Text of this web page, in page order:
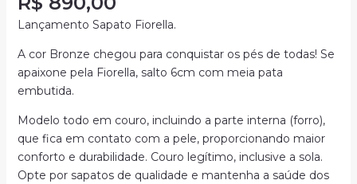
Lançamento Sapato Fiorella.
A cor Bronze chegou para conquistar os pés de todas! Se
apaixone pela Fiorella, salto 6cm com meia pata
embutida.
Modelo todo em couro, incluindo a parte interna (forro),
que fica em contato com a pele, proporcionando maior
conforto e durabilidade. Couro legítimo, inclusive a sola.
Opte por sapatos de qualidade e mantenha a saúde dos